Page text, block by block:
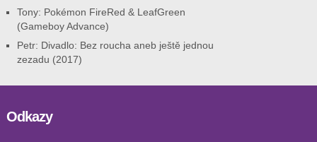
Tony: Pokémon FireRed & LeafGreen
(Gameboy Advance)
Petr: Divadlo: Bez roucha aneb ještě jednou
zezadu (2017)
Odkazy